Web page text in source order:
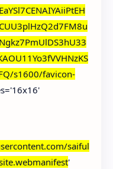
s1600/favicon-
saiful
'